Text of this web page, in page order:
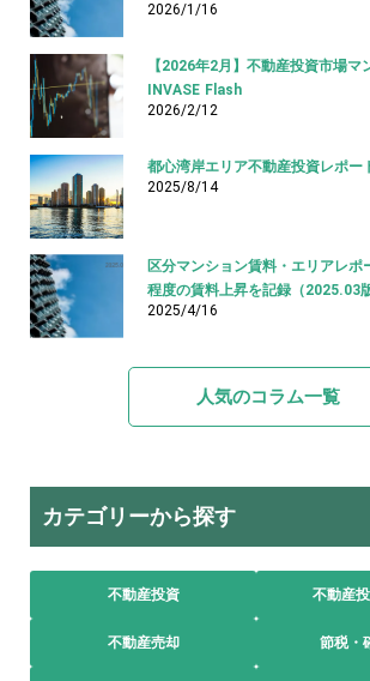
2026/1/16
【2026年2月】不動産投資市場
INVASE Flash
2026/2/12
都心湾岸エリア不動産投資レポー
2025/8/14
区分マンション賃料・エリアレポ
程度の賃料上昇を記録（2025.03版
2025/4/16
人気のコラム一覧
カテゴリーから探す
不動産投資 不動産
不動産売却 節税・